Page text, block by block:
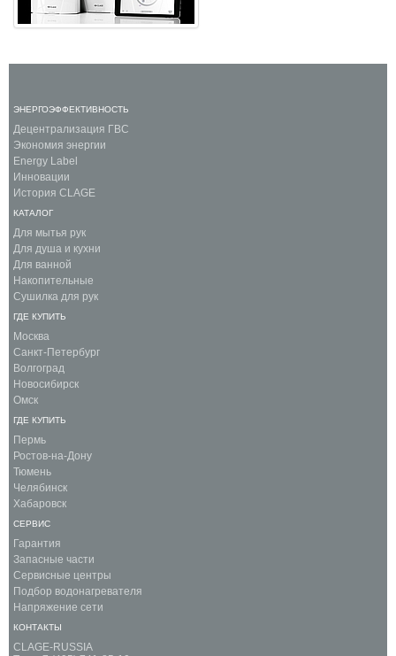
ЭНЕРГОЭФФЕКТИВНОСТЬ
Децентрализация ГВС
Экономия энергии
Energy Label
Инновации
История CLAGE
КАТАЛОГ
Для мытья рук
Для душа и кухни
Для ванной
Накопительные
Сушилка для рук
ГДЕ КУПИТЬ
Москва
Санкт-Петербург
Волгоград
Новосибирск
Омск
ГДЕ КУПИТЬ
Пермь
Ростов-на-Дону
Тюмень
Челябинск
Хабаровск
СЕРВИС
Гарантия
Запасные части
Сервисные центры
Подбор водонагревателя
Напряжение сети
КОНТАКТЫ
CLAGE-RUSSIA